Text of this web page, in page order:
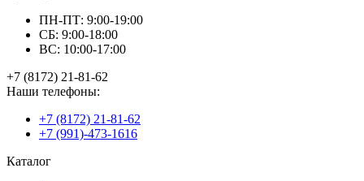
ПН-ПТ: 9:00-19:00
СБ: 9:00-18:00
ВС: 10:00-17:00
+7 (8172) 21-81-62
Наши телефоны:
+7 (8172) 21-81-62
+7 (991)-473-1616
Каталог